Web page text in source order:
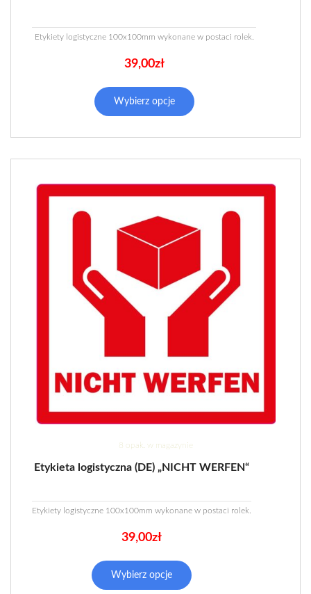
Etykiety logistyczne 100x100mm wykonane w postaci rolek.
39,00zł
Wybierz opcje
8 opak. w magazynie
Etykieta logistyczna (DE) „NICHT WERFEN“
Etykiety logistyczne 100x100mm wykonane w postaci rolek.
39,00zł
Wybierz opcje